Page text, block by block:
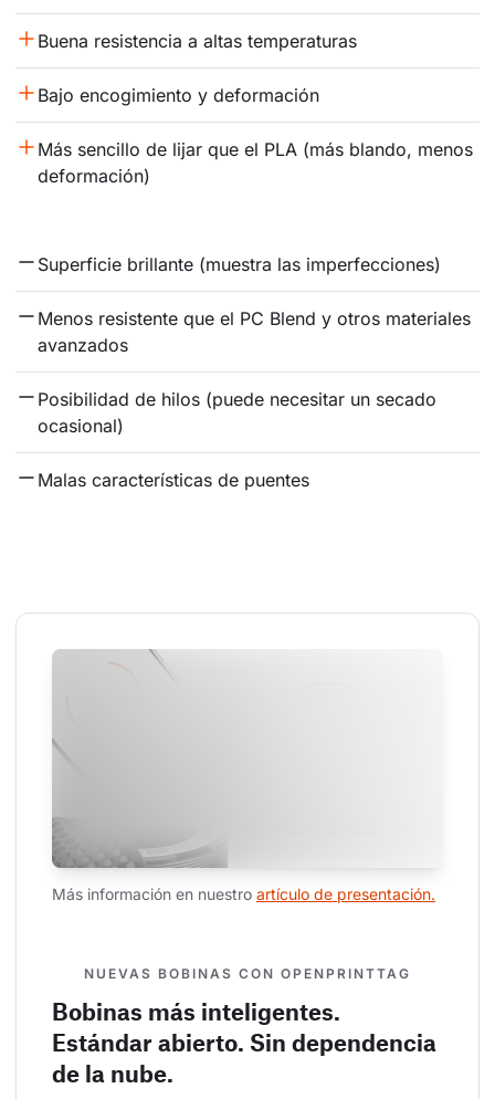
Buena resistencia a altas temperaturas
Bajo encogimiento y deformación
Más sencillo de lijar que el PLA (más blando, menos
deformación)
Superficie brillante (muestra las imperfecciones)
Menos resistente que el PC Blend y otros materiales
avanzados
Posibilidad de hilos (puede necesitar un secado
ocasional)
Malas características de puentes
Más información en nuestro artículo de presentación.
NUEVAS BOBINAS CON OPENPRINTTAG
Bobinas más inteligentes.
Estándar abierto. Sin dependencia
de la nube.